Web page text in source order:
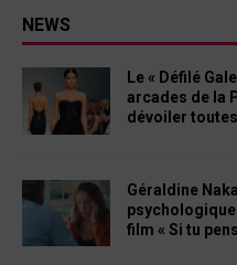
NEWS
Le « Défilé
arcades de la
dévoiler
Géraldine
film « Si tu